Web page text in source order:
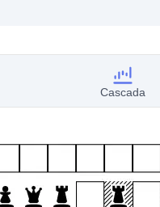
Cascada